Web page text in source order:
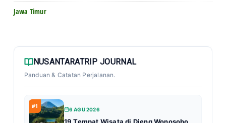
Jawa Timur
NUSANTARATRIP JOURNAL
Panduan & Catatan Perjalanan.
#1
6 AGU 2026
19 Tempat Wisata di Dieng Wonosobo